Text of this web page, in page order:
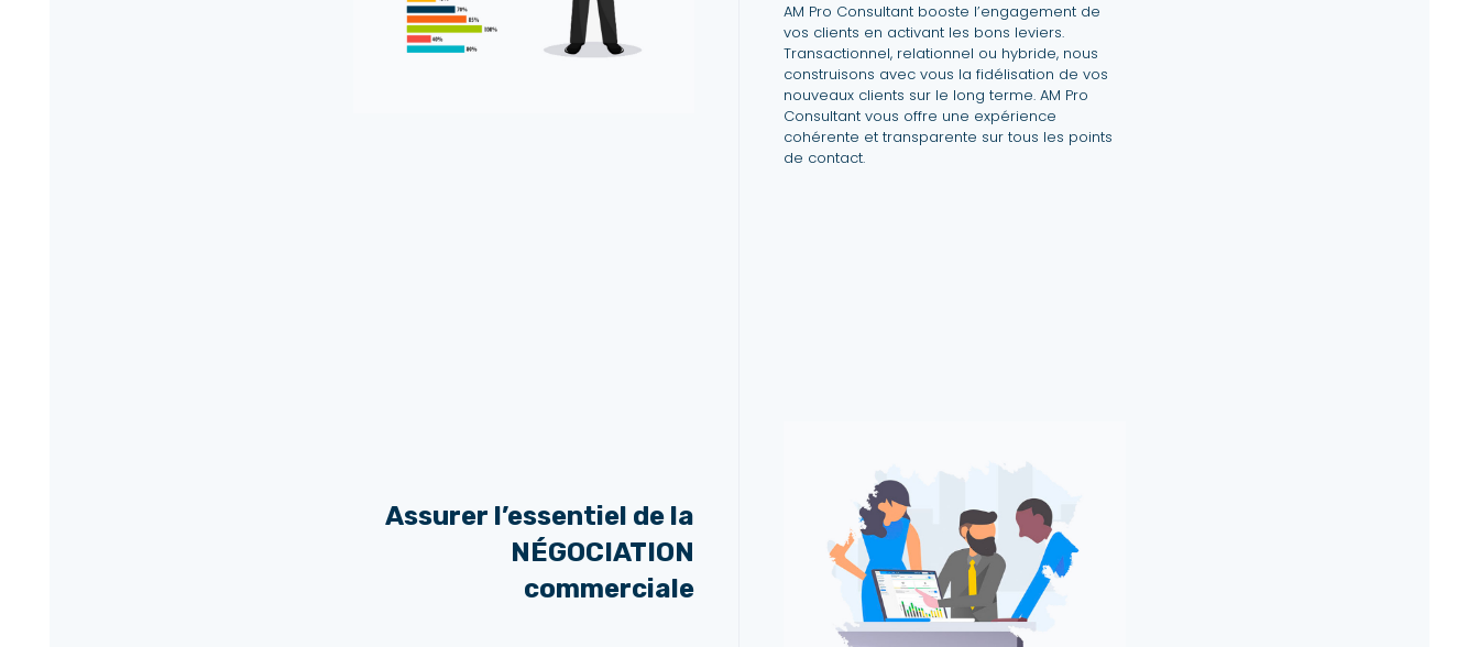
AM Pro Consultant booste l’engagement de
vos clients en activant les bons leviers.
Transactionnel, relationnel ou hybride, nous
construisons avec vous la fidélisation de vos
nouveaux clients sur le long terme. AM Pro
Consultant vous offre une expérience
cohérente et transparente sur tous les points
de contact.
Assurer l’essentiel de la
NÉGOCIATION
commerciale